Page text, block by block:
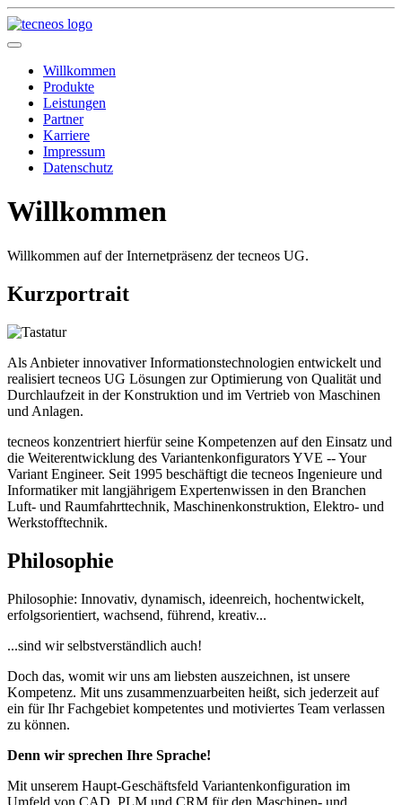
Willkommen
Produkte
Leistungen
Partner
Karriere
Impressum
Datenschutz
Willkommen
Willkommen auf der Internetpräsenz der tecneos UG.
Kurzportrait
Als Anbieter innovativer Informationstechnologien entwickelt und
realisiert tecneos UG Lösungen zur Optimierung von Qualität und
Durchlaufzeit in der Konstruktion und im Vertrieb von Maschinen
und Anlagen.
tecneos konzentriert hierfür seine Kompetenzen auf den Einsatz und
die Weiterentwicklung des Variantenkonfigurators YVE -- Your
Variant Engineer. Seit 1995 beschäftigt die tecneos Ingenieure und
Informatiker mit langjährigem Expertenwissen in den Branchen
Luft- und Raumfahrttechnik, Maschinenkonstruktion, Elektro- und
Werkstofftechnik.
Philosophie
Philosophie: Innovativ, dynamisch, ideenreich, hochentwickelt,
erfolgsorientiert, wachsend, führend, kreativ...
...sind wir selbstverständlich auch!
Doch das, womit wir uns am liebsten auszeichnen, ist unsere
Kompetenz. Mit uns zusammenzuarbeiten heißt, sich jederzeit auf
ein für Ihr Fachgebiet kompetentes und motiviertes Team verlassen
zu können.
Denn wir sprechen Ihre Sprache!
Mit unserem Haupt-Geschäftsfeld Variantenkonfiguration im
Umfeld von CAD, PLM und CRM für den Maschinen- und